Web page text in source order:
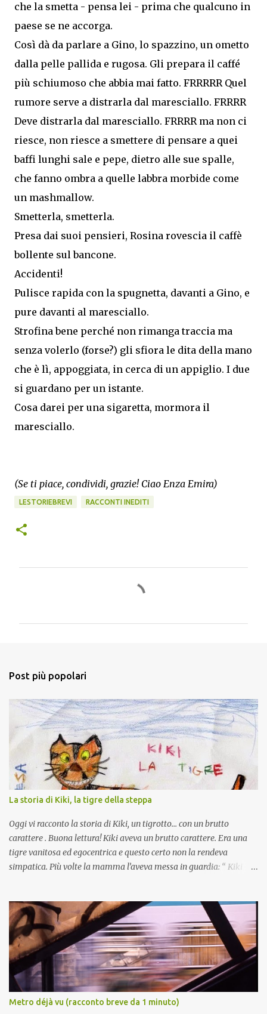
che la smetta - pensa lei - prima che qualcuno in
paese se ne accorga.
Così dà da parlare a Gino, lo spazzino, un ometto
dalla pelle pallida e rugosa. Gli prepara il caffé
più schiumoso che abbia mai fatto. FRRRRR Quel
rumore serve a distrarla dal maresciallo. FRRRR
Deve distrarla dal maresciallo. FRRRR ma non ci
riesce, non riesce a smettere di pensare a quei
baffi lunghi sale e pepe, dietro alle sue spalle,
che fanno ombra a quelle labbra morbide come
un mashmallow.
Smetterla, smetterla.
Presa dai suoi pensieri, Rosina rovescia il caffè
bollente sul bancone.
Accidenti!
Pulisce rapida con la spugnetta, davanti a Gino, e
pure davanti al maresciallo.
Strofina bene perché non rimanga traccia ma
senza volerlo (forse?) gli sfiora le dita della mano
che è lì, appoggiata, in cerca di un appiglio. I due
si guardano per un istante.
Cosa darei per una sigaretta, mormora il
maresciallo.
(Se ti piace, condividi, grazie! Ciao Enza Emira)
LESTORIEBREVI RACCONTI INEDITI
i
Post più popolari
La storia di Kiki, la tigre della steppa
Oggi vi racconto la storia di Kiki, un tigrotto... con un brutto
carattere . Buona lettura! Kiki aveva un brutto carattere. Era una
tigre vanitosa ed egocentrica e questo certo non la rendeva
simpatica. Più volte la mamma l’aveva messa in guardia: “ Kiki –
peso a queste parole. Figurarsi se una tigre forte e bella come lei
non aveva amici. Anzi! Perché Jack , il lupo, non era un amico? E
Tilde , la iena? E Nicolai , quel cane lupo addomesticato, un po’
pettegolo ma tanto simpatico? Loro la rispettavano e le
obbedivano, soprattutto quando si trattava di andare a caccia nella
steppa. “ Kiki – le ripeteva la mamma – puoi fidarti di un lupo
affamato e di una iena che, vedrai, al momento giusto non si farà
scrupolo di abbandonarti? E poi dar ascolto a un pettegolo… – e
Metro déjà vu (racconto breve da 1 minuto)